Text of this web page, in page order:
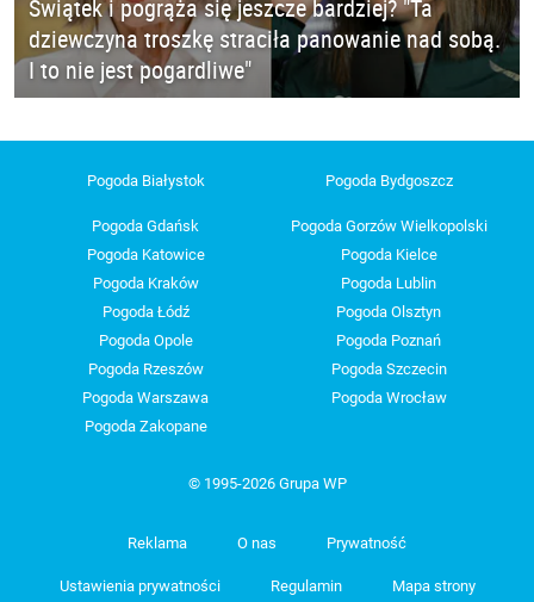
Świątek i pogrąża się jeszcze bardziej? "Ta
dziewczyna troszkę straciła panowanie nad sobą.
I to nie jest pogardliwe"
Pogoda Białystok Pogoda Bydgoszcz
Pogoda Gdańsk
Pogoda Gorzów Wielkopolski
Pogoda Katowice
Pogoda Kielce
Pogoda Kraków
Pogoda Lublin
Pogoda Łódź
Pogoda Olsztyn
Pogoda Opole
Pogoda Poznań
Pogoda Rzeszów
Pogoda Szczecin
Pogoda Warszawa
Pogoda Wrocław
Pogoda Zakopane
© 1995-2026 Grupa WP
Reklama O nas Prywatność
Ustawienia prywatności Regulamin Mapa strony